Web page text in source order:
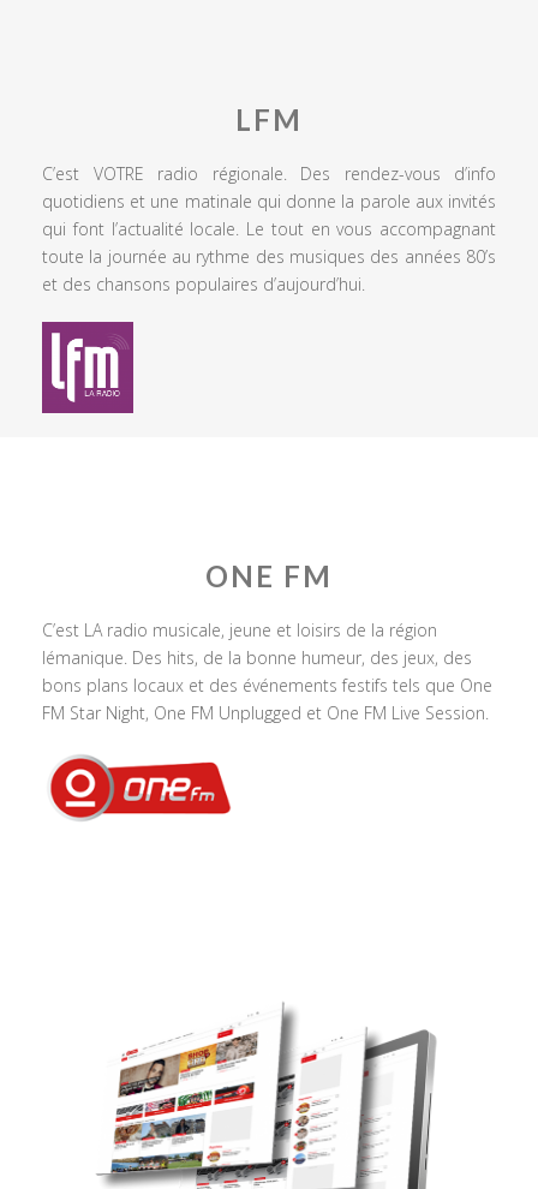
LFM
C’est VOTRE radio régionale. Des rendez-vous d’info
quotidiens et une matinale qui donne la parole aux invités
qui font l’actualité locale. Le tout en vous accompagnant
toute la journée au rythme des musiques des années 80’s
et des chansons populaires d’aujourd’hui.
ONE FM
C’est LA radio musicale, jeune et loisirs de la région
lémanique. Des hits, de la bonne humeur, des jeux, des
bons plans locaux et des événements festifs tels que One
FM Star Night, One FM Unplugged et One FM Live Session.